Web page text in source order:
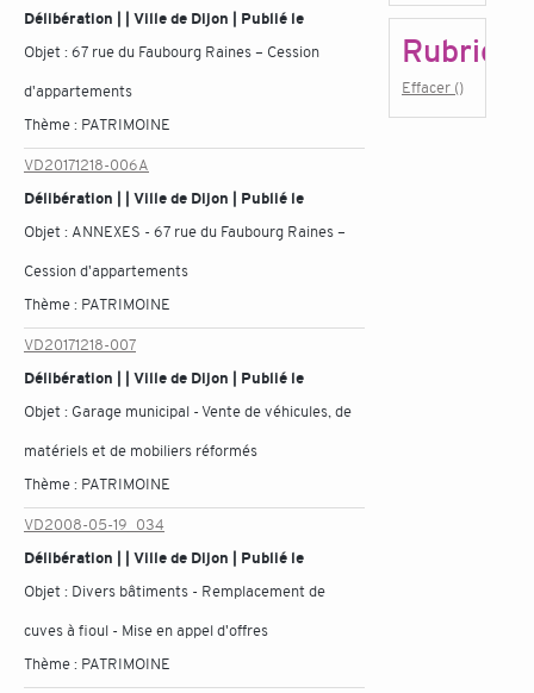
Délibération | | Ville de Dijon | Publié le
Objet :67 rue du Faubourg Raines – Cession
d'appartements
Thème : PATRIMOINE
VD20171218-006A
Délibération | | Ville de Dijon | Publié le
Objet : ANNEXES - 67 rue du Faubourg Raines –
Cession d'appartements
Thème : PATRIMOINE
VD20171218-007
Délibération | | Ville de Dijon | Publié le
Objet : Garage municipal - Vente de véhicules, de
matériels et de mobiliers réformés
Thème : PATRIMOINE
VD2008-05-19_034
Délibération | | Ville de Dijon | Publié le
Objet : Divers bâtiments - Remplacement de
cuves à fioul - Mise en appel d'offres
Thème : PATRIMOINE
Rubrique
Effacer ()